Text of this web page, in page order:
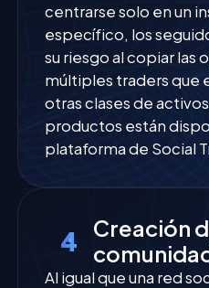
centrarse solo en un
específico, los
su riesgo al copiar las
múltiples traders que
otras clases de
productos están
plataforma de Social
4
Creación
Al igual que una red